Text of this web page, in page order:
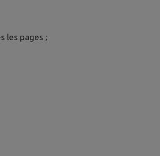
les pages ;